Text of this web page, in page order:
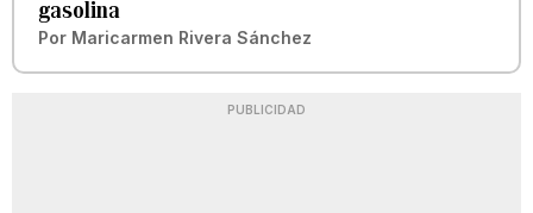
gasolina
Por Maricarmen Rivera Sánchez
PUBLICIDAD